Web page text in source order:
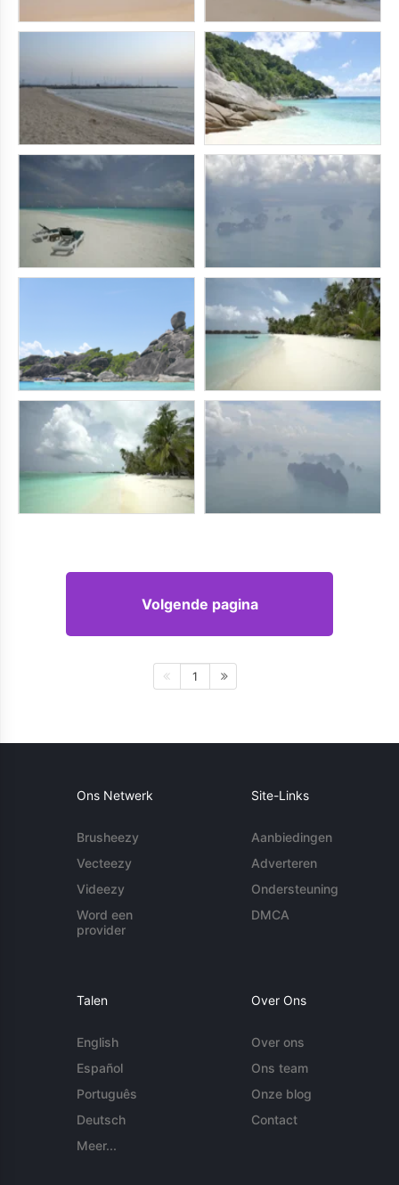
Volgende pagina
1
Ons Netwerk
Brusheezy
Vecteezy
Videezy
Word een
provider
Site-Links
Aanbiedingen
Adverteren
Ondersteuning
DMCA
Talen
English
Español
Português
Deutsch
Meer...
Over Ons
Over ons
Ons team
Onze blog
Contact